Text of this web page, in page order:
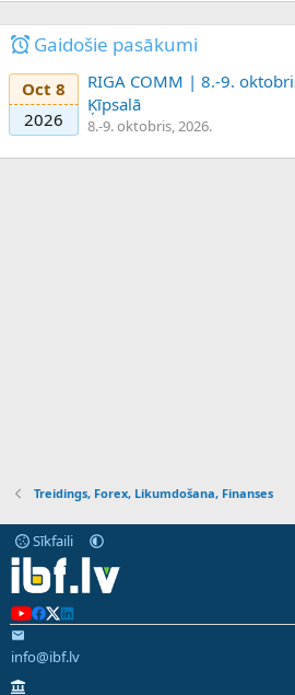
Gaidošie pasākumi
Oct 8
2026
RIGA COMM | 8.-9.
Ķīpsalā
8.-9. oktobris, 2026.
Treidings, Forex, Likumdošana, Finanses
Sīkfaili
info@ibf.lv